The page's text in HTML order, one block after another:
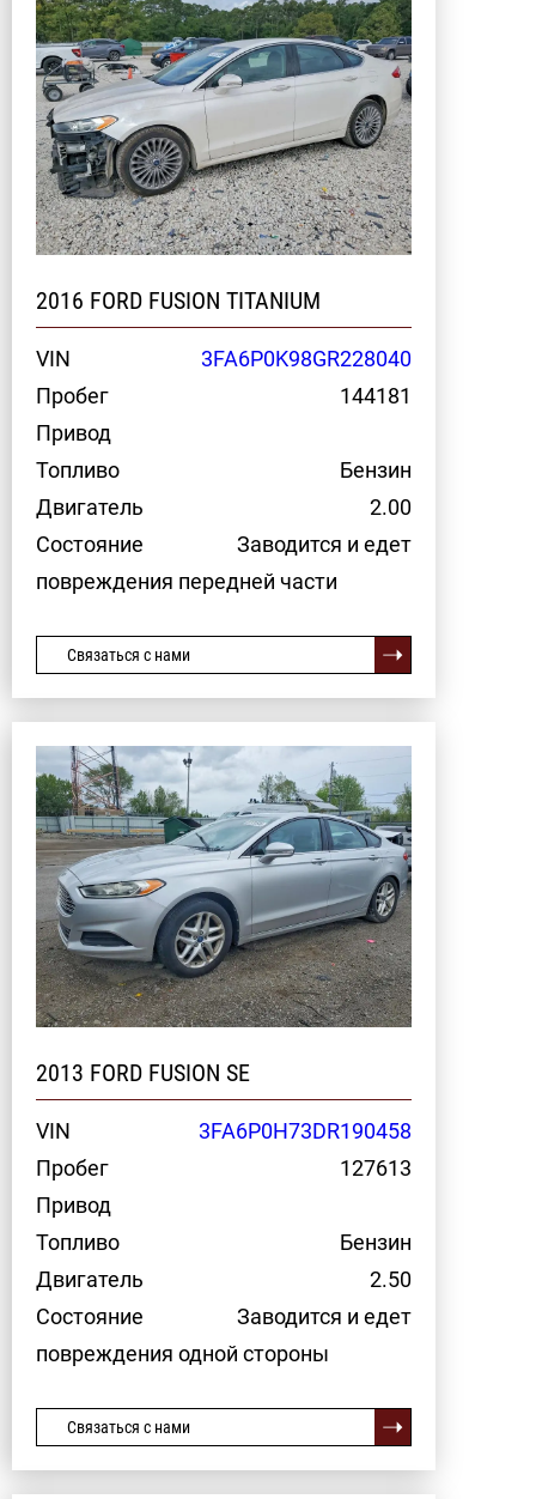
2016 FORD FUSION TITANIUM
VIN
3FA6P0K98GR228040
Пробег
144181
Привод
Топливо
Бензин
Двигатель
2.00
Состояние
Заводится и едет
повреждения передней части
Связаться с нами
2013 FORD FUSION SE
VIN
3FA6P0H73DR190458
Пробег
127613
Привод
Топливо
Бензин
Двигатель
2.50
Состояние
Заводится и едет
повреждения одной стороны
Связаться с нами